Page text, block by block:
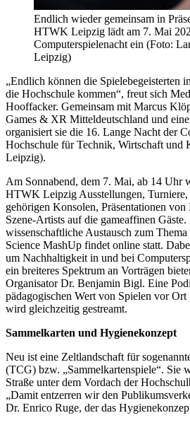
Endlich wieder gemeinsam in
HTWK Leipzig lädt am 7. Mai
Computerspielenacht ein (Foto:
Leipzig)
„Endlich können die Spielebegeisterten
die Hochschule kommen“, freut sich
Hooffacker. Gemeinsam mit Marcus
Games & XR Mitteldeutschland und
organisiert sie die 16. Lange Nacht der
Hochschule für Technik, Wirtschaft
Leipzig).
Am Sonnabend, dem 7. Mai, ab 14 Uhr
HTWK Leipzig Ausstellungen, Turniere,
gehörigen Konsolen, Präsentationen
Szene-Artists auf die gameaffinen
wissenschaftliche Austausch zum
Science MashUp findet online statt.
um Nachhaltigkeit in und bei
ein breiteres Spektrum an Vorträgen
Organisator Dr. Benjamin Bigl. Eine
pädagogischen Wert von Spielen vor
wird gleichzeitig gestreamt.
Sammelkarten und Hygienekonzept
Neu ist eine Zeltlandschaft für
(TCG) bzw. „Sammelkartenspiele“. Sie
Straße unter dem Vordach der
„Damit entzerren wir den
Dr. Enrico Ruge, der das